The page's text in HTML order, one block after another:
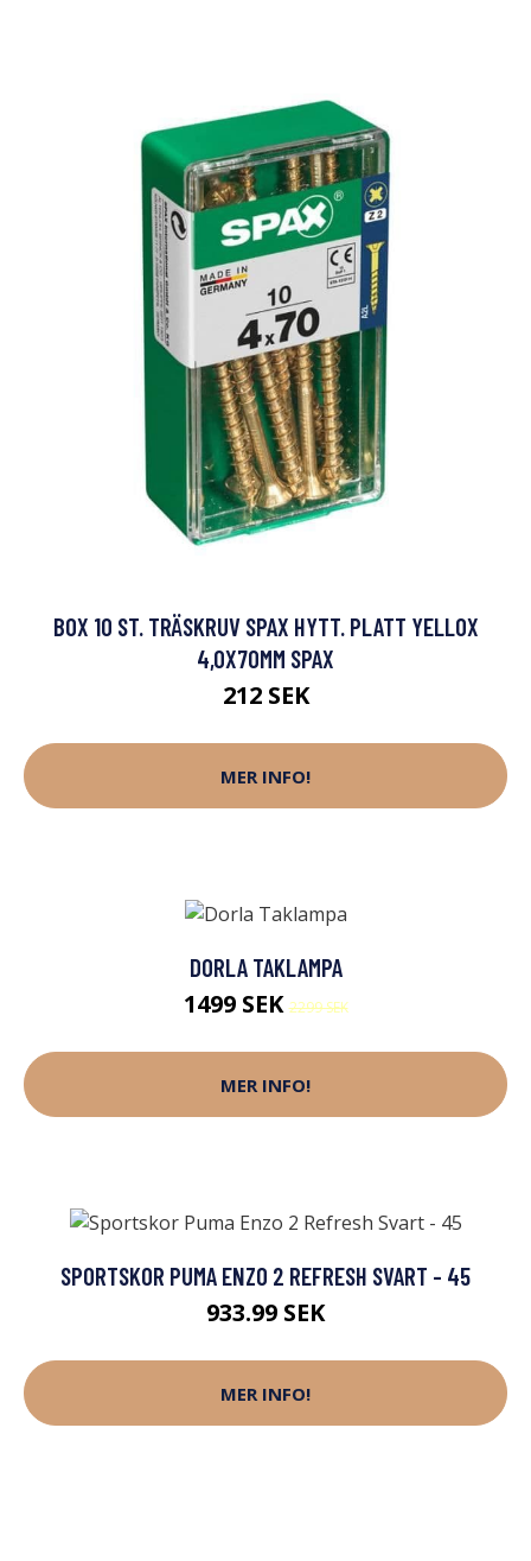
BOX 10 ST. TRÄSKRUV SPAX HYTT. PLATT YELLOX
4,0X70MM SPAX
212 SEK
MER INFO!
DORLA TAKLAMPA
1499 SEK2299 SEK
MER INFO!
SPORTSKOR PUMA ENZO 2 REFRESH SVART - 45
933.99 SEK
MER INFO!